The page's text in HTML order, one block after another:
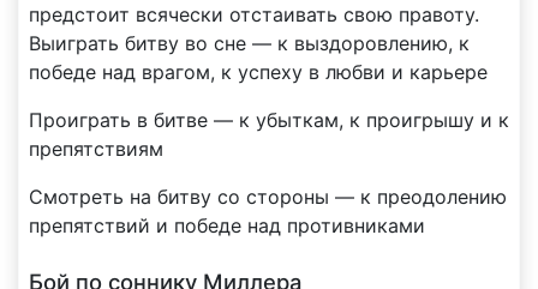
предстоит всячески отстаивать свою правоту.
Выиграть битву во сне — к выздоровлению, к
победе над врагом, к успеху в любви и карьере
Проиграть в битве — к убыткам, к проигрышу и к
препятствиям
Смотреть на битву со стороны — к преодолению
препятствий и победе над противниками
Бой по соннику Миллера